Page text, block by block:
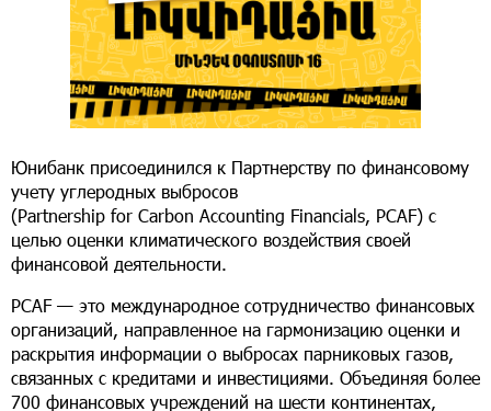
Юнибанк присоединился к Партнерству по финансовому
учету углеродных выбросов
(Partnership for Carbon Accounting Financials, PCAF) с
целью оценки климатического воздействия своей
финансовой деятельности.
PCAF— это международное сотрудничество финансовых
организаций, направленное на гармонизацию оценки и
раскрытия информации о выбросах парниковых газов,
связанных с кредитами и инвестициями. Объединяя более
700 финансовых учреждений на шести континентах,